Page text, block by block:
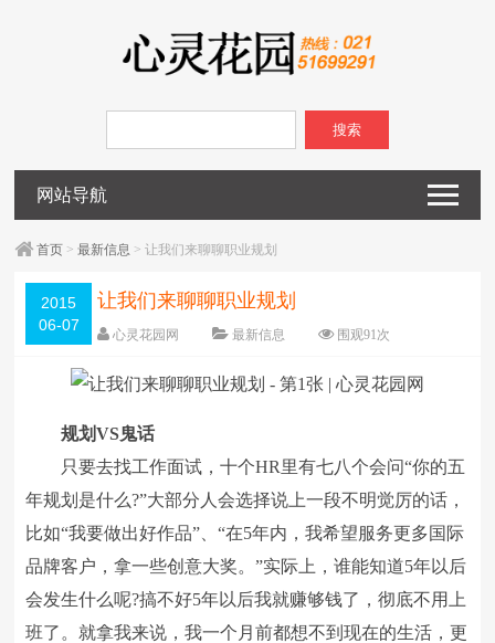
搜索
网站导航
首页 >最新信息 > 让我们来聊聊职业规划
2015
06-07
让我们来聊聊职业规划
心灵花园网 最新信息 围观91次
字体：大 中 小
规划VS鬼话
只要去找工作面试，十个HR里有七八个会问“你的五
年规划是什么?”大部分人会选择说上一段不明觉厉的话，
比如“我要做出好作品”、“在5年内，我希望服务更多国际
品牌客户，拿一些创意大奖。”实际上，谁能知道5年以后
会发生什么呢?搞不好5年以后我就赚够钱了，彻底不用上
班了。就拿我来说，我一个月前都想不到现在的生活，更